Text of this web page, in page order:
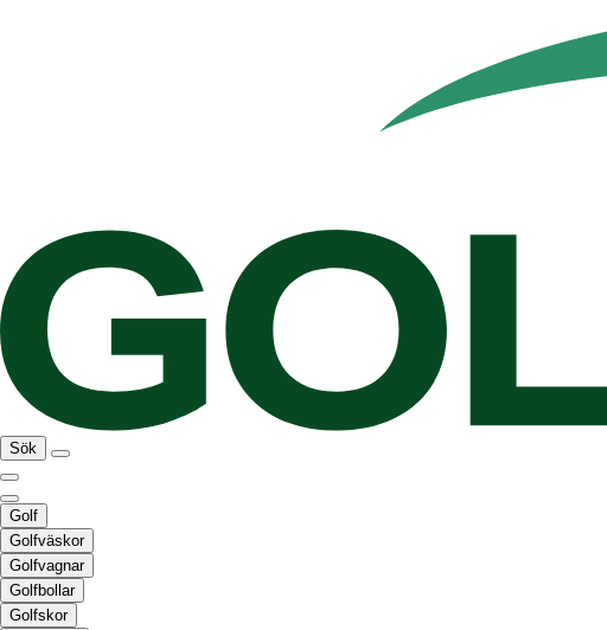
Sök
Golf
Golfväskor
Golfvagnar
Golfbollar
Golfskor